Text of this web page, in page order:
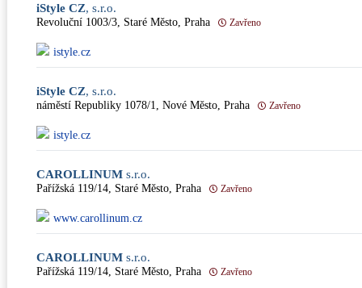
iStyle CZ, s.r.o.
Revoluční 1003/3, Staré Město, Praha Zavřeno
istyle.cz
iStyle CZ, s.r.o.
náměstí Republiky 1078/1, Nové Město, Praha Zavřeno
istyle.cz
CAROLLINUM s.r.o.
Pařížská 119/14, Staré Město, Praha Zavřeno
www.carollinum.cz
CAROLLINUM s.r.o.
Pařížská 119/14, Staré Město, Praha Zavřeno